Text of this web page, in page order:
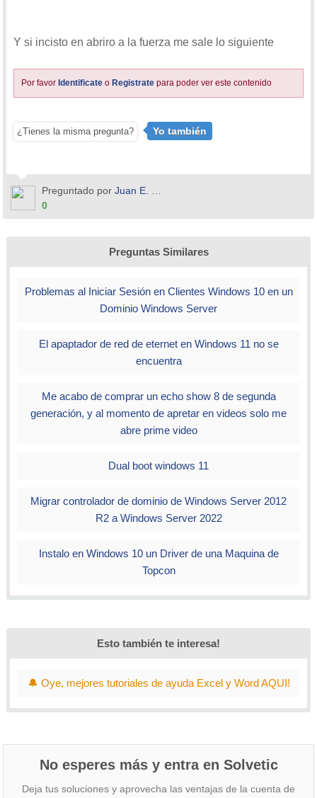
Y si incisto en abriro a la fuerza me sale lo siguiente
Por favor Identificate o Registrate para poder ver este contenido
¿Tienes la misma pregunta? Yo también
Preguntado por Juan E. Orozco
0
Preguntas Similares
Problemas al Iniciar Sesión en Clientes Windows 10 en un
Dominio Windows Server
El apaptador de red de eternet en Windows 11 no se
encuentra
Me acabo de comprar un echo show 8 de segunda
generación, y al momento de apretar en videos solo me
abre prime video
Dual boot windows 11
Migrar controlador de dominio de Windows Server 2012
R2 a Windows Server 2022
Instalo en Windows 10 un Driver de una Maquina de
Topcon
Esto también te interesa!
🔔 Oye, mejores tutoriales de ayuda Excel y Word AQUI!
No esperes más y entra en Solvetic
Deja tus soluciones y aprovecha las ventajas de la cuenta de